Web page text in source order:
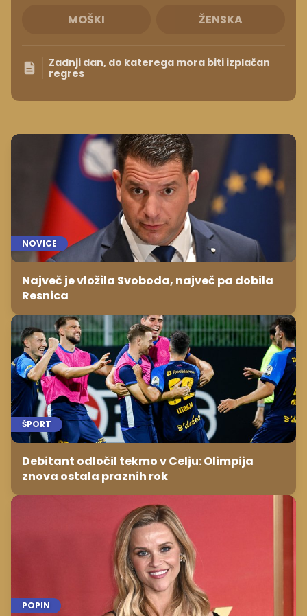
MOŠKI ŽENSKA
Zadnji dan, do katerega mora biti izplačan
regres
NOVICE
Največ je vložila Svoboda, največ pa dobila
Resnica
ŠPORT
Debitant odločil tekmo v Celju: Olimpija
znova ostala praznih rok
POPIN